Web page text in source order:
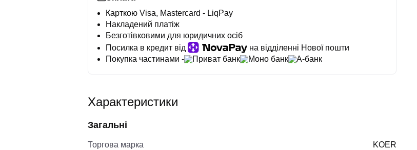
Карткою Visa, Mastercard - LiqPay
Накладений платіж
Безготівковими для юридичних осіб
Посилка в кредит від
на відділенні Нової пошти
Покупка частинами -
Приват банк Моно банк А-банк
Характеристики
Загальні
Торгова марка KOER